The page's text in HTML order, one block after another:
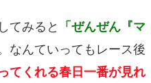
てみると 「ぜんぜん『マ
なんていってもレース後
てくれる春日一番が見れ